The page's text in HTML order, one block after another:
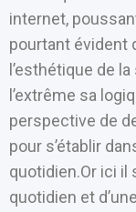
internet,
pourtant évident
l’esthétique de
l’extrême sa
perspective de
pour s’établir
quotidien.Or ici il
quotidien et